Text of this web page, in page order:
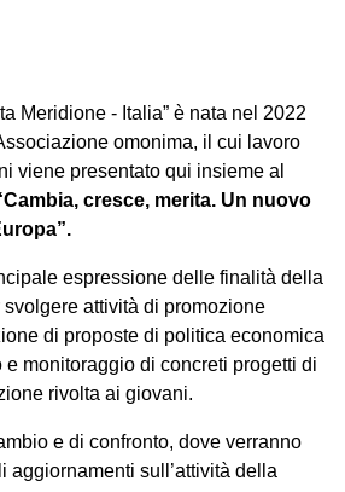
Meridione - Italia” è nata nel 2022
omonima, il cui lavoro
viene presentato qui insieme al
cresce, merita. Un nuovo
espressione delle finalità della
attività di promozione
di proposte di politica economica
monitoraggio di concreti progetti di
rivolta ai giovani.
e di confronto, dove verranno
aggiornamenti sull’attività della